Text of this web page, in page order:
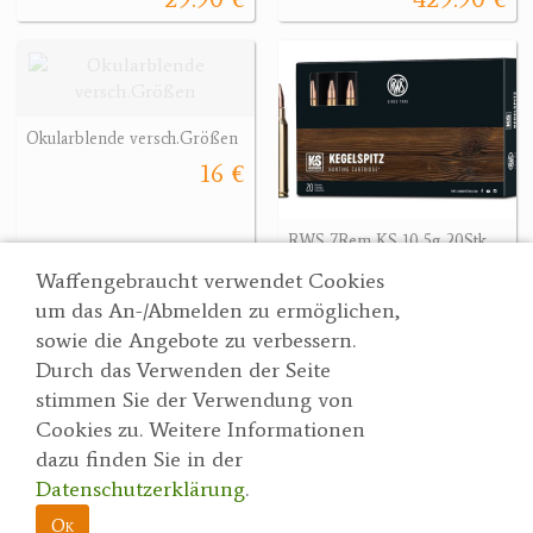
Waffengebraucht verwendet Cookies
um das An-/Abmelden zu ermöglichen,
sowie die Angebote zu verbessern.
Durch das Verwenden der Seite
stimmen Sie der Verwendung von
Cookies zu. Weitere Informationen
dazu finden Sie in der
Datenschutzerklärung.
Ok
Okularblende versch.Größen
16 €
RWS 7Rem KS 10,5g 20Stk.
Suche
Partner
AGBs
Datenschutzerklärung
Impressum
Wertgarner 1820
Jagd & SporthandelsgmbH
Dr. Karl-Renner-Straße 48